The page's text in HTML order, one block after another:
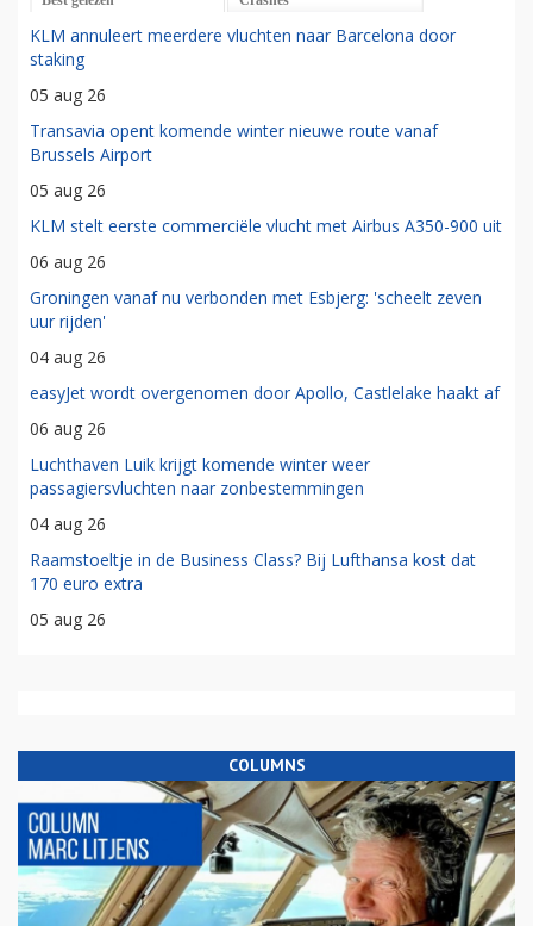
KLM annuleert meerdere vluchten naar Barcelona door
staking
05 aug 26
Transavia opent komende winter nieuwe route vanaf
Brussels Airport
05 aug 26
KLM stelt eerste commerciële vlucht met Airbus A350-900 uit
06 aug 26
Groningen vanaf nu verbonden met Esbjerg: 'scheelt zeven
uur rijden'
04 aug 26
easyJet wordt overgenomen door Apollo, Castlelake haakt af
06 aug 26
Luchthaven Luik krijgt komende winter weer
passagiersvluchten naar zonbestemmingen
04 aug 26
Raamstoeltje in de Business Class? Bij Lufthansa kost dat
170 euro extra
05 aug 26
COLUMNS